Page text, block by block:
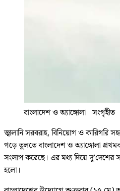
বাংলাদেশ ও অ্যাঙ্গোলা |সংগৃহীত
জ্বালানি সরবরাহ, বিনিয়োগ ও কারিগরি
গড়ে তুলতে বাংলাদেশ ও অ্যাঙ্গোলা
সংলাপ করেছে। এর মধ্য দিয়ে
হলো।